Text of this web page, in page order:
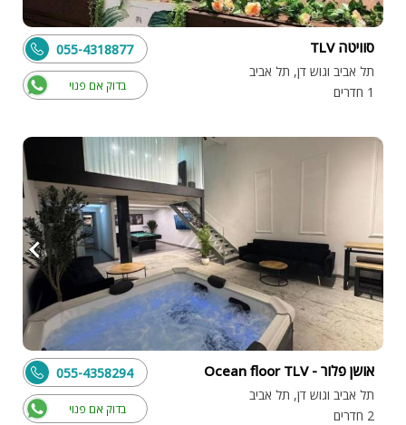
סוויטה TLV
תל אביב וגוש דן, תל אביב
1 חדרים
בדוק אם פנוי
055-4318877
אושן פלור - Ocean floor TLV
תל אביב וגוש דן, תל אביב
2 חדרים
בדוק אם פנוי
055-4358294